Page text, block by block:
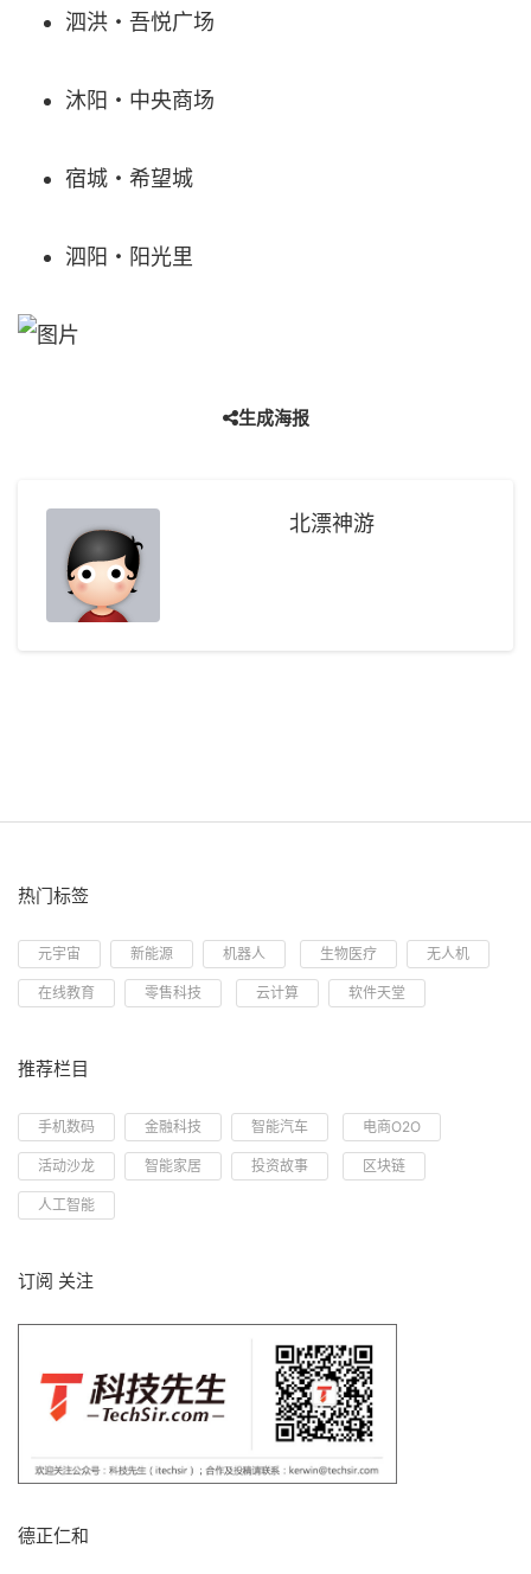
泗洪・吾悦广场
沐阳・中央商场
宿城・希望城
泗阳・阳光里
生成海报
北漂神游
热门标签
元宇宙 新能源 机器人 生物医疗 无人机
在线教育 零售科技 云计算 软件天堂
推荐栏目
手机数码 金融科技 智能汽车 电商O2O
活动沙龙 智能家居 投资故事 区块链
人工智能
订阅 关注
德正仁和